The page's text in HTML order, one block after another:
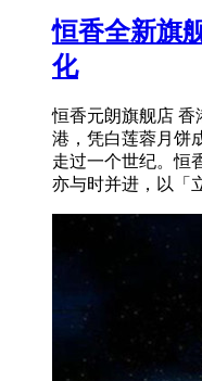
恒香全新旗
化
恒香元朗旗舰店 香
港，凭白莲蓉月饼
走过一个世纪。恒
亦与时并进，以「